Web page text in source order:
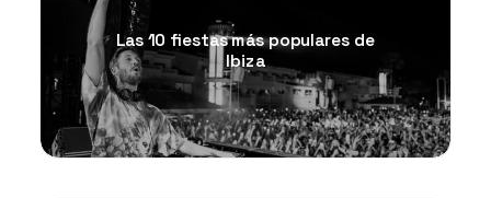
Las 10 fiestas más populares de
Ibiza